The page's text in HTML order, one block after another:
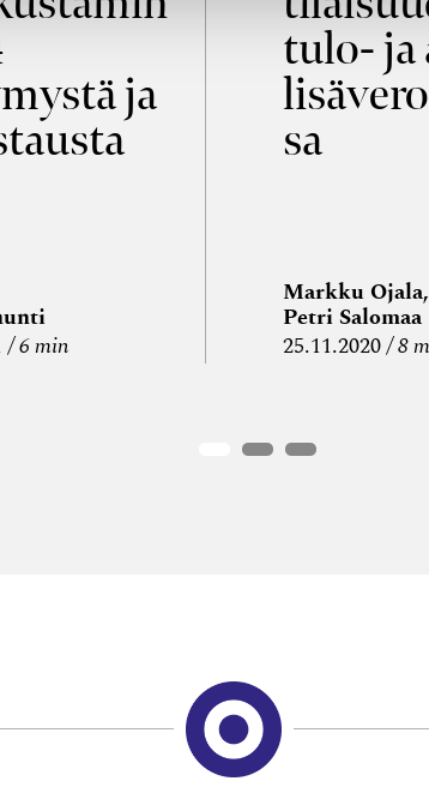
ja
6 min
tulo-
sa
Markku Ojala,
Petri Salomaa
25.11.2020 8